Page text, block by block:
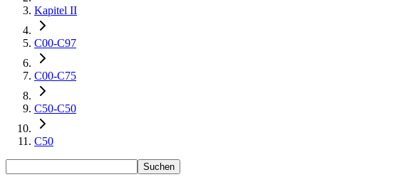
Kapitel II
C00-C97
C00-C75
C50-C50
C50
Suchen